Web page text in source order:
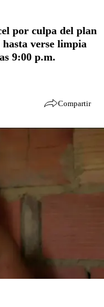
por culpa del plan
hasta verse limpia
9:00 p.m.
Compartir